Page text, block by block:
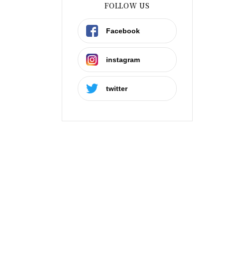
FOLLOW US
Facebook
instagram
twitter